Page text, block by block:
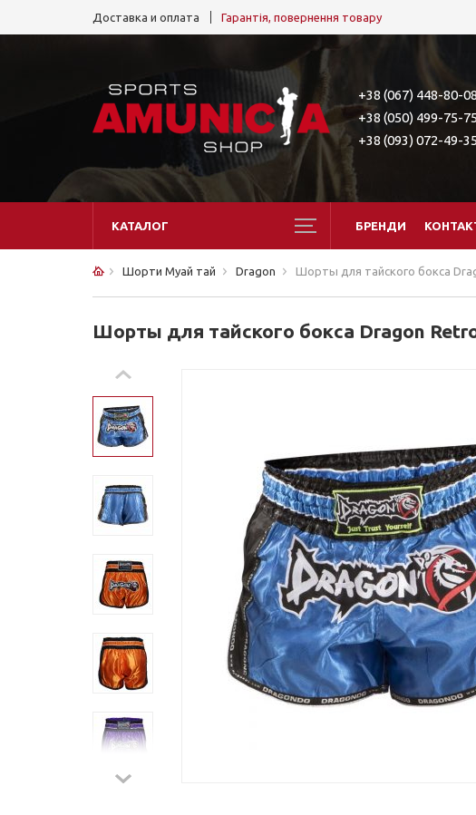
Доставка и оплата Гарантія, повернення товару
+38 (067) 448-80-08
+38 (050) 499-75-75
+38 (093) 072-49-35
КАТАЛОГ БРЕНДИ
Шорти Муай тай Dragon Шорты для тайского бокса
Шорты для тайского бокса Dragon